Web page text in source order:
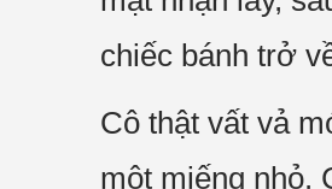
chiếc bánh trở
Cô thật vất vả
một miếng nhỏ.